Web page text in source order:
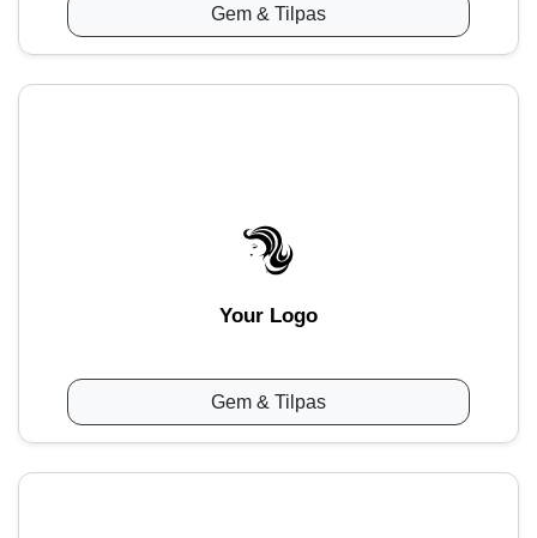
Gem & Tilpas
Your Logo
Gem & Tilpas